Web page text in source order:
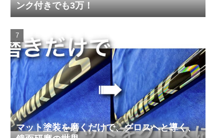
ンク付きでも3万！
マット塗装を磨くだけで、グロスへと導く、